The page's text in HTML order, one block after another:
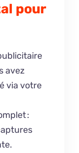
pour
avez
via votre
: